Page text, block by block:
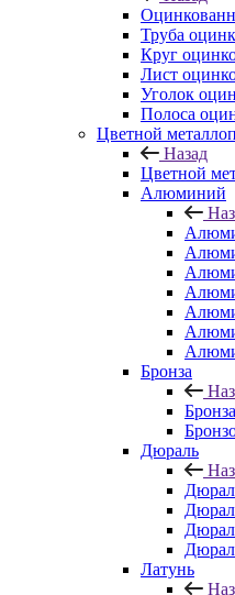
Труба
Круг
Лист
Уголок
Полоса
Цветной
Назад
Цветной
Алюминий
Бронза
Бронза
Дюраль
Латунь